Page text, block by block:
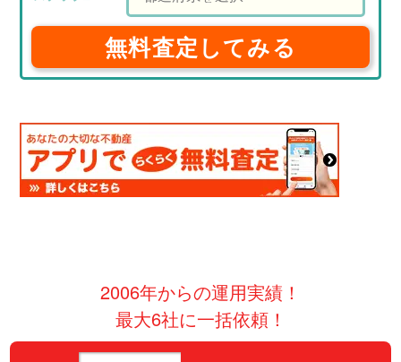
無料査定してみる
2006年からの運用実績！
最大6社に一括依頼！